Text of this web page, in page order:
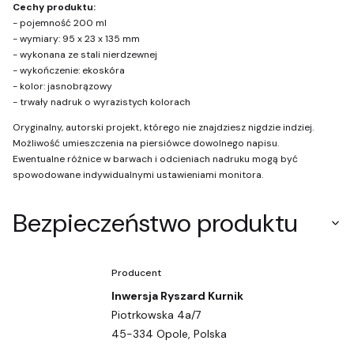
Cechy produktu:
- pojemność 200 ml
- wymiary: 95 x 23 x 135 mm
- wykonana ze stali nierdzewnej
- wykończenie: ekoskóra
- kolor: jasnobrązowy
- trwały nadruk o wyrazistych kolorach
Oryginalny, autorski projekt, którego nie znajdziesz nigdzie indziej.
Możliwość umieszczenia na piersiówce dowolnego napisu.
Ewentualne różnice w barwach i odcieniach nadruku mogą być
spowodowane indywidualnymi ustawieniami monitora.
Bezpieczeństwo produktu
Producent
Inwersja Ryszard Kurnik
Piotrkowska 4a/7
45-334 Opole, Polska